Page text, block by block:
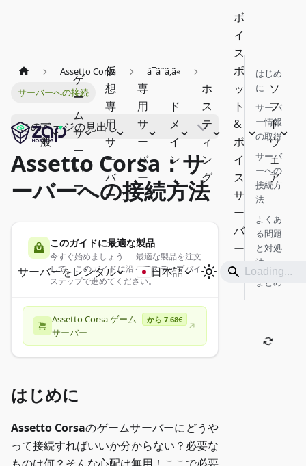
一
般
ゲ
ー
ム
サ
ー
バ
ー
仮
想
専
用
サ
ー
バ
ー
専
用
サ
ー
バ
ー
ド
メ
イ
ン
ホ
ス
テ
ィ
ン
グ
ボ
イ
ス
ボ
ッ
ト
&
ボ
イ
ス
サ
ー
バ
ー
ソ
フ
ト
ウ
ェ
ア
サーバーをレンタル 日本語
Assetto Corsa
ã¯ã˜ã‚ã«
サーバーへの接続
このページの見出し
Assetto Corsa：サ
ーバーへの接続方法
このガイドに最適な製品
今すぐ始めましょう — 最適な製品を注文
して、このガイドに沿ってステップバイ
ステップで進めてください。
Assetto Corsa ゲーム
サーバー
から 7.68€
はじめに
Assetto Corsaのゲームサーバーにどうや
って接続すればいいか分からない？必要な
はじめ
に
サーバ
ー情報
の取得
サーバ
ーへの
接続方
法
よくあ
る問題
と対処
法
まとめ